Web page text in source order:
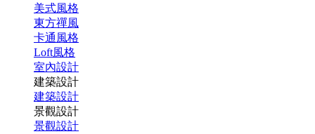
美式風格
東方禪風
卡通風格
Loft風格
室內設計
建築設計
建築設計
景觀設計
景觀設計